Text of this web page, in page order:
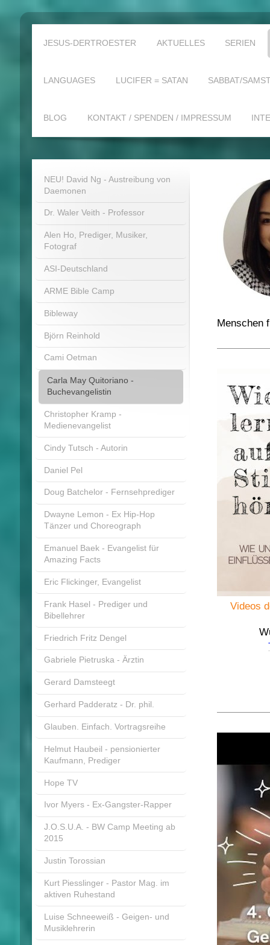
JESUS-DERTROESTER AKTUELLES SERIEN
LANGUAGES LUCIFER = SATAN SABBAT/
BLOG KONTAKT / SPENDEN / IMPRESSUM
Menschen
Videos
NEU! David Ng - Austreibung von
Daemonen
Dr. Waler Veith - Professor
Alen Ho, Prediger, Musiker,
Fotograf
ASI-Deutschland
ARME Bible Camp
Bibleway
Björn Reinhold
Cami Oetman
Carla May Quitoriano -
Buchevangelistin
Christopher Kramp -
Medienevangelist
Cindy Tutsch - Autorin
Daniel Pel
Doug Batchelor - Fernsehprediger
Dwayne Lemon - Ex Hip-Hop
Tänzer und Choreograph
Emanuel Baek - Evangelist für
Amazing Facts
Eric Flickinger, Evangelist
Frank Hasel - Prediger und
Bibellehrer
Friedrich Fritz Dengel
Gabriele Pietruska - Ärztin
Gerard Damsteegt
Gerhard Padderatz - Dr. phil.
Glauben. Einfach. Vortragsreihe
Helmut Haubeil - pensionierter
Kaufmann, Prediger
Hope TV
Ivor Myers - Ex-Gangster-Rapper
J.O.S.U.A. - BW Camp Meeting ab
2015
Justin Torossian
Kurt Piesslinger - Pastor Mag. im
aktiven Ruhestand
Luise Schneeweiß - Geigen- und
Musiklehrerin